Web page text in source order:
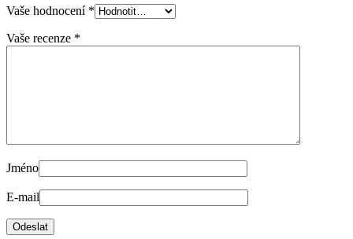
Vaše hodnocení *
Vaše recenze *
Jméno
E-mail